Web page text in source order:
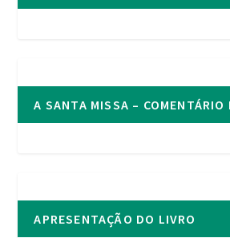
A SANTA MISSA – COMENTÁRIO
APRESENTAÇÃO DO LIVRO